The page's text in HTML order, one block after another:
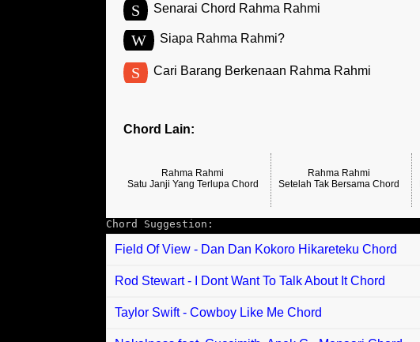
S Senarai Chord Rahma Rahmi
W Siapa Rahma Rahmi?
S Cari Barang Berkenaan Rahma Rahmi
Chord Lain:
Rahma Rahmi
Satu Janji Yang Terlupa Chord
Rahma Rahmi
Setelah Tak Bersama Chord
Chord Suggestion:
Field Of View - Dan Dan Kokoro Hikareteku Chord
Rod Stewart - I Dont Want To Talk About It Chord
Taylor Swift - Cowboy Like Me Chord